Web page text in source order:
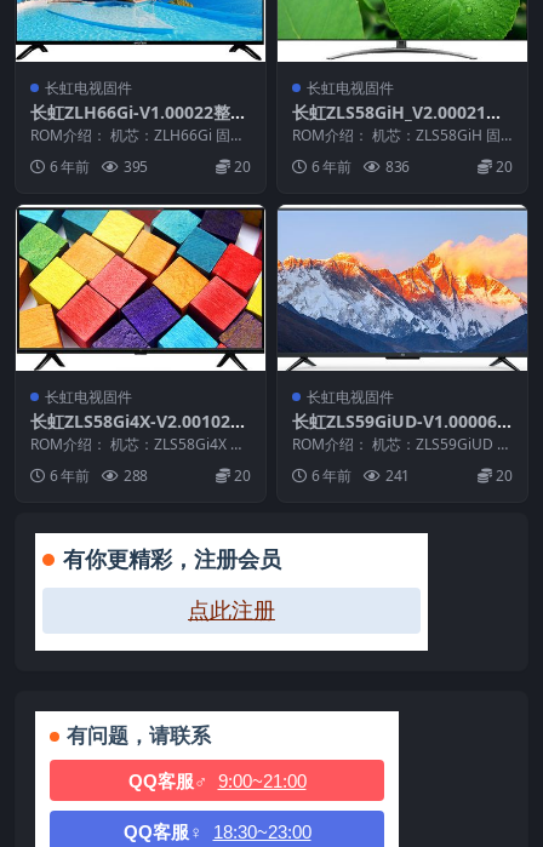
长虹电视固件
长虹ZLH66Gi-V1.00022整机
原厂刷机固件下载
ROM介绍： 机芯：ZLH66Gi 固件
版本：V1.00022 适用机型：请以
机...6 年前 395 20
长虹电视固件
长虹ZLS58GiH_V2.00021整
机原厂刷机固件下载
ROM介绍： 机芯：ZLS58GiH 固
件版本：V2.00021 适用机型：请
以...6 年前 836 20
长虹电视固件
长虹ZLS58Gi4X-V2.00102整
机原厂刷机固件下载
ROM介绍： 机芯：ZLS58Gi4X 固
件版本：V2.00102 适用机型：
请...6 年前 288 20
长虹电视固件
长虹ZLS59GiUD-V1.00006
整机原厂刷机固件下载
ROM介绍： 机芯：ZLS59GiUD 固
件版本：V1.00006 适用机型：
请...6 年前 241 20
有你更精彩，注册会员
点此注册
有问题，请联系
QQ客服♂ 9:00~21:00
QQ客服♀ 18:30~23:00